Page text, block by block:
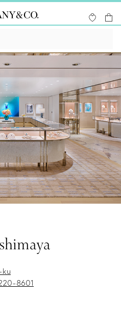
ku
8601